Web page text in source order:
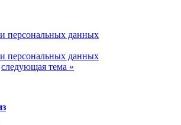
персональных данных
персональных данных
следующая тема »